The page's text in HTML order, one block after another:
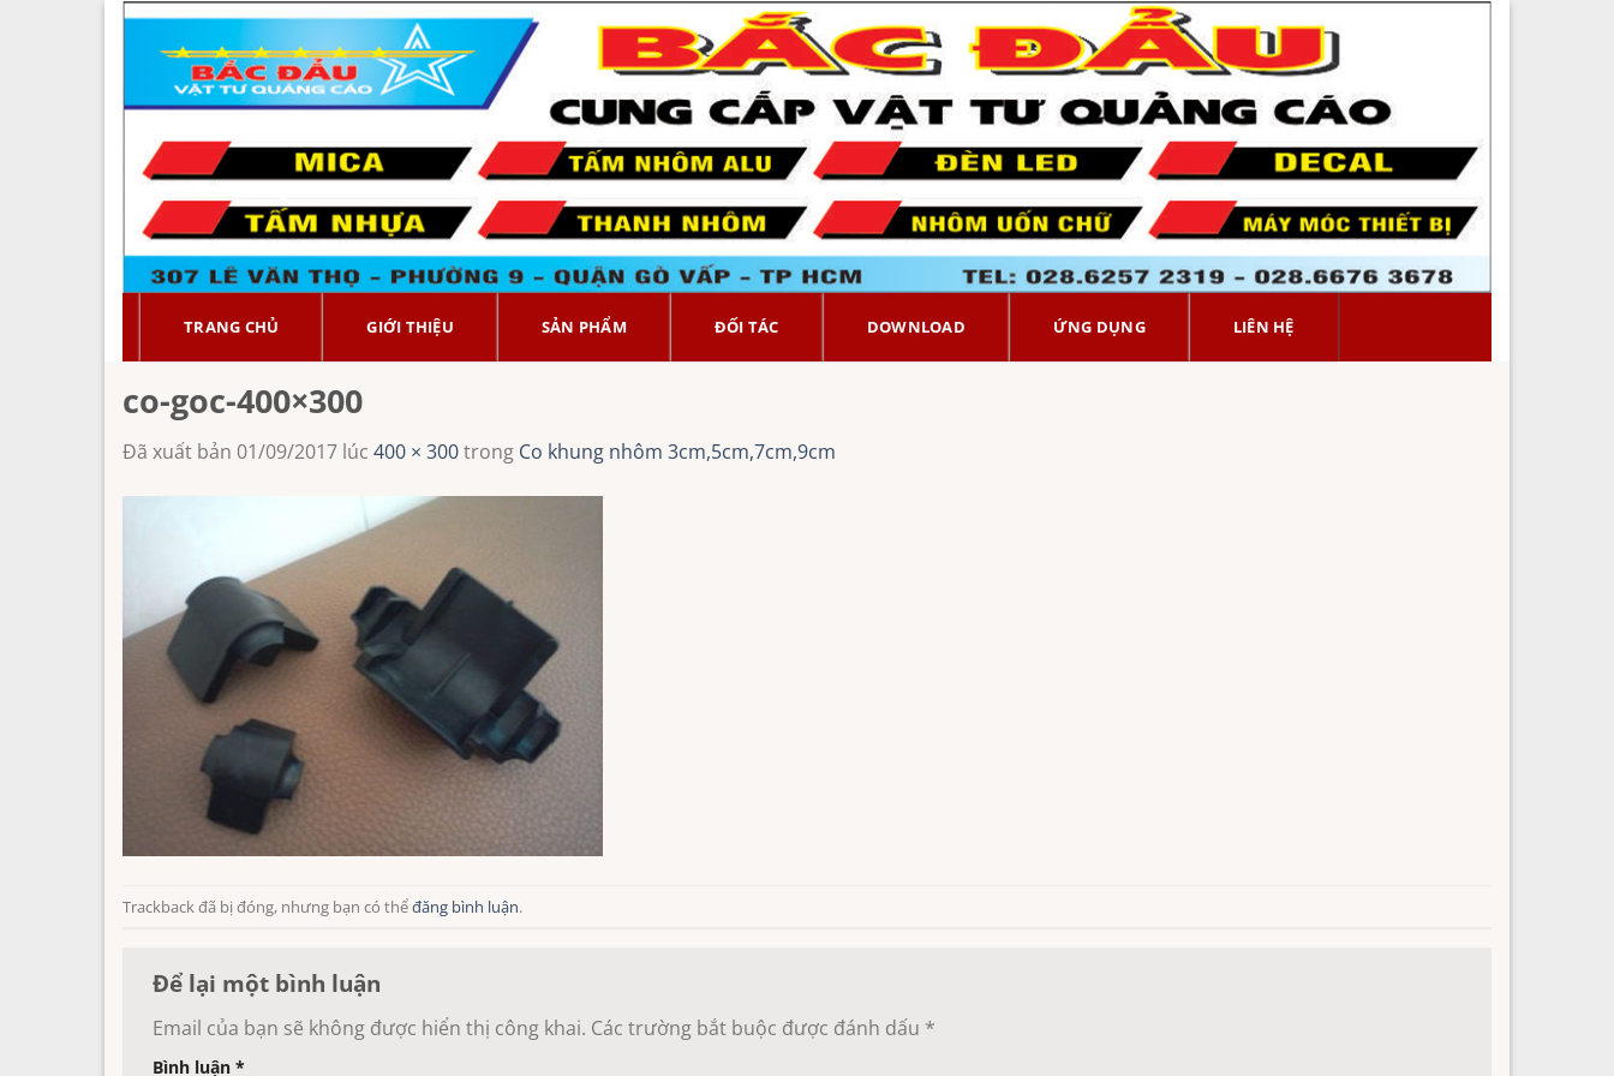
Chuyển
dung
TRANG CHỦ GIỚI THIỆU SẢN PHẨM ĐỐI TÁC DOWNLOAD ỨNG DỤNG LIÊN HỆ
co-goc-400×300
Đã xuất bản 01/09/2017 lúc 400 × 300trong Co khung nhôm 3cm,5cm,7cm,9cm
Trackback đã bị đóng, nhưng bạn có thểđăng bình luận.
Để lại một bình luận
Email của bạn sẽ không được hiển thị công khai. Các trường bắt buộc được đánh dấu *
Bình luận *